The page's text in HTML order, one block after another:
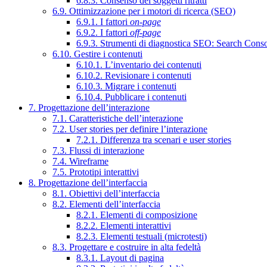
6.9. Ottimizzazione per i motori di ricerca (SEO)
6.9.1. I fattori on-page
6.9.2. I fattori off-page
6.9.3. Strumenti di diagnostica SEO: Search
6.10. Gestire i contenuti
6.10.1. L’inventario dei contenuti
6.10.2. Revisionare i contenuti
6.10.3. Migrare i contenuti
6.10.4. Pubblicare i contenuti
7. Progettazione dell’interazione
7.1. Caratteristiche dell’interazione
7.2. User stories per definire l’interazione
7.2.1. Differenza tra scenari e user stories
7.3. Flussi di interazione
7.4. Wireframe
7.5. Prototipi interattivi
8. Progettazione dell’interfaccia
8.1. Obiettivi dell’interfaccia
8.2. Elementi dell’interfaccia
8.2.1. Elementi di composizione
8.2.2. Elementi interattivi
8.2.3. Elementi testuali (microtesti)
8.3. Progettare e costruire in alta fedeltà
8.3.1. Layout di pagina